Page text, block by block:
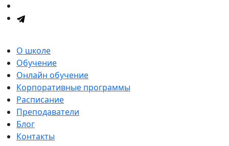
О школе
Обучение
Онлайн обучение
Корпоративные программы
Расписание
Преподаватели
Блог
Контакты